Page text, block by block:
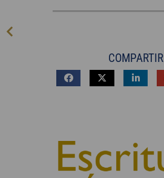
COMPARTIR